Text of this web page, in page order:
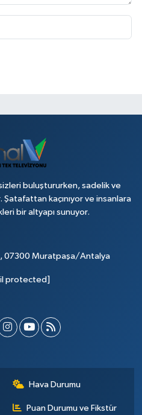
buluştururken, sadelik ve
kaçınıyor ve insanlara
bir altyapı sunuyor.
07300 Muratpaşa/Antalya
protected]
Hava Durumu
Puan Durumu ve Fikstür